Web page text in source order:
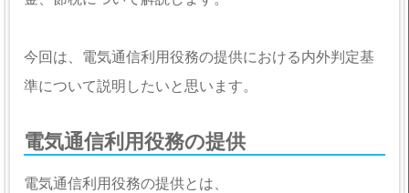
今回は、電気通信利用役務の提供における内外判定基
準について説明したいと思います。
電気通信利用役務の提供
電気通信利用役務の提供とは、